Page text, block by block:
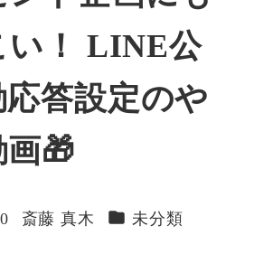
い！ LINE公
答設定のや
画🎁
著
斎藤 真木 カテゴリー
未分類